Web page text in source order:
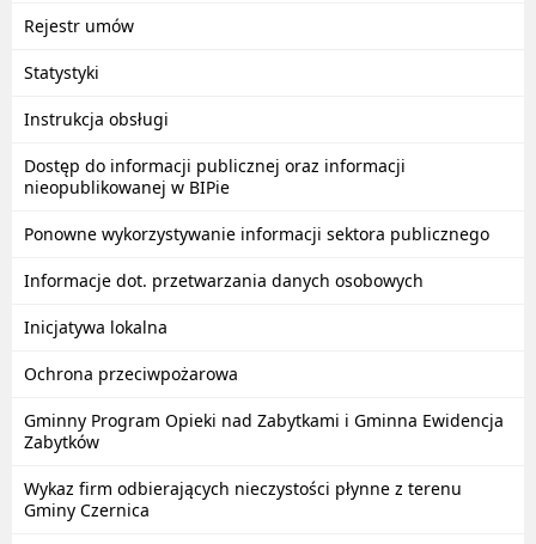
Rejestr umów
Statystyki
Instrukcja obsługi
Dostęp do informacji publicznej oraz informacji
nieopublikowanej w BIPie
Ponowne wykorzystywanie informacji sektora publicznego
Informacje dot. przetwarzania danych osobowych
Inicjatywa lokalna
Ochrona przeciwpożarowa
Gminny Program Opieki nad Zabytkami i Gminna Ewidencja
Zabytków
Wykaz firm odbierających nieczystości płynne z terenu
Gminy Czernica